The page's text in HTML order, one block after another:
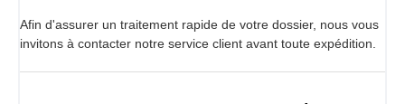
Afin d'assurer un traitement rapide de votre dossier, nous vous
invitons à contacter notre service client avant toute expédition.